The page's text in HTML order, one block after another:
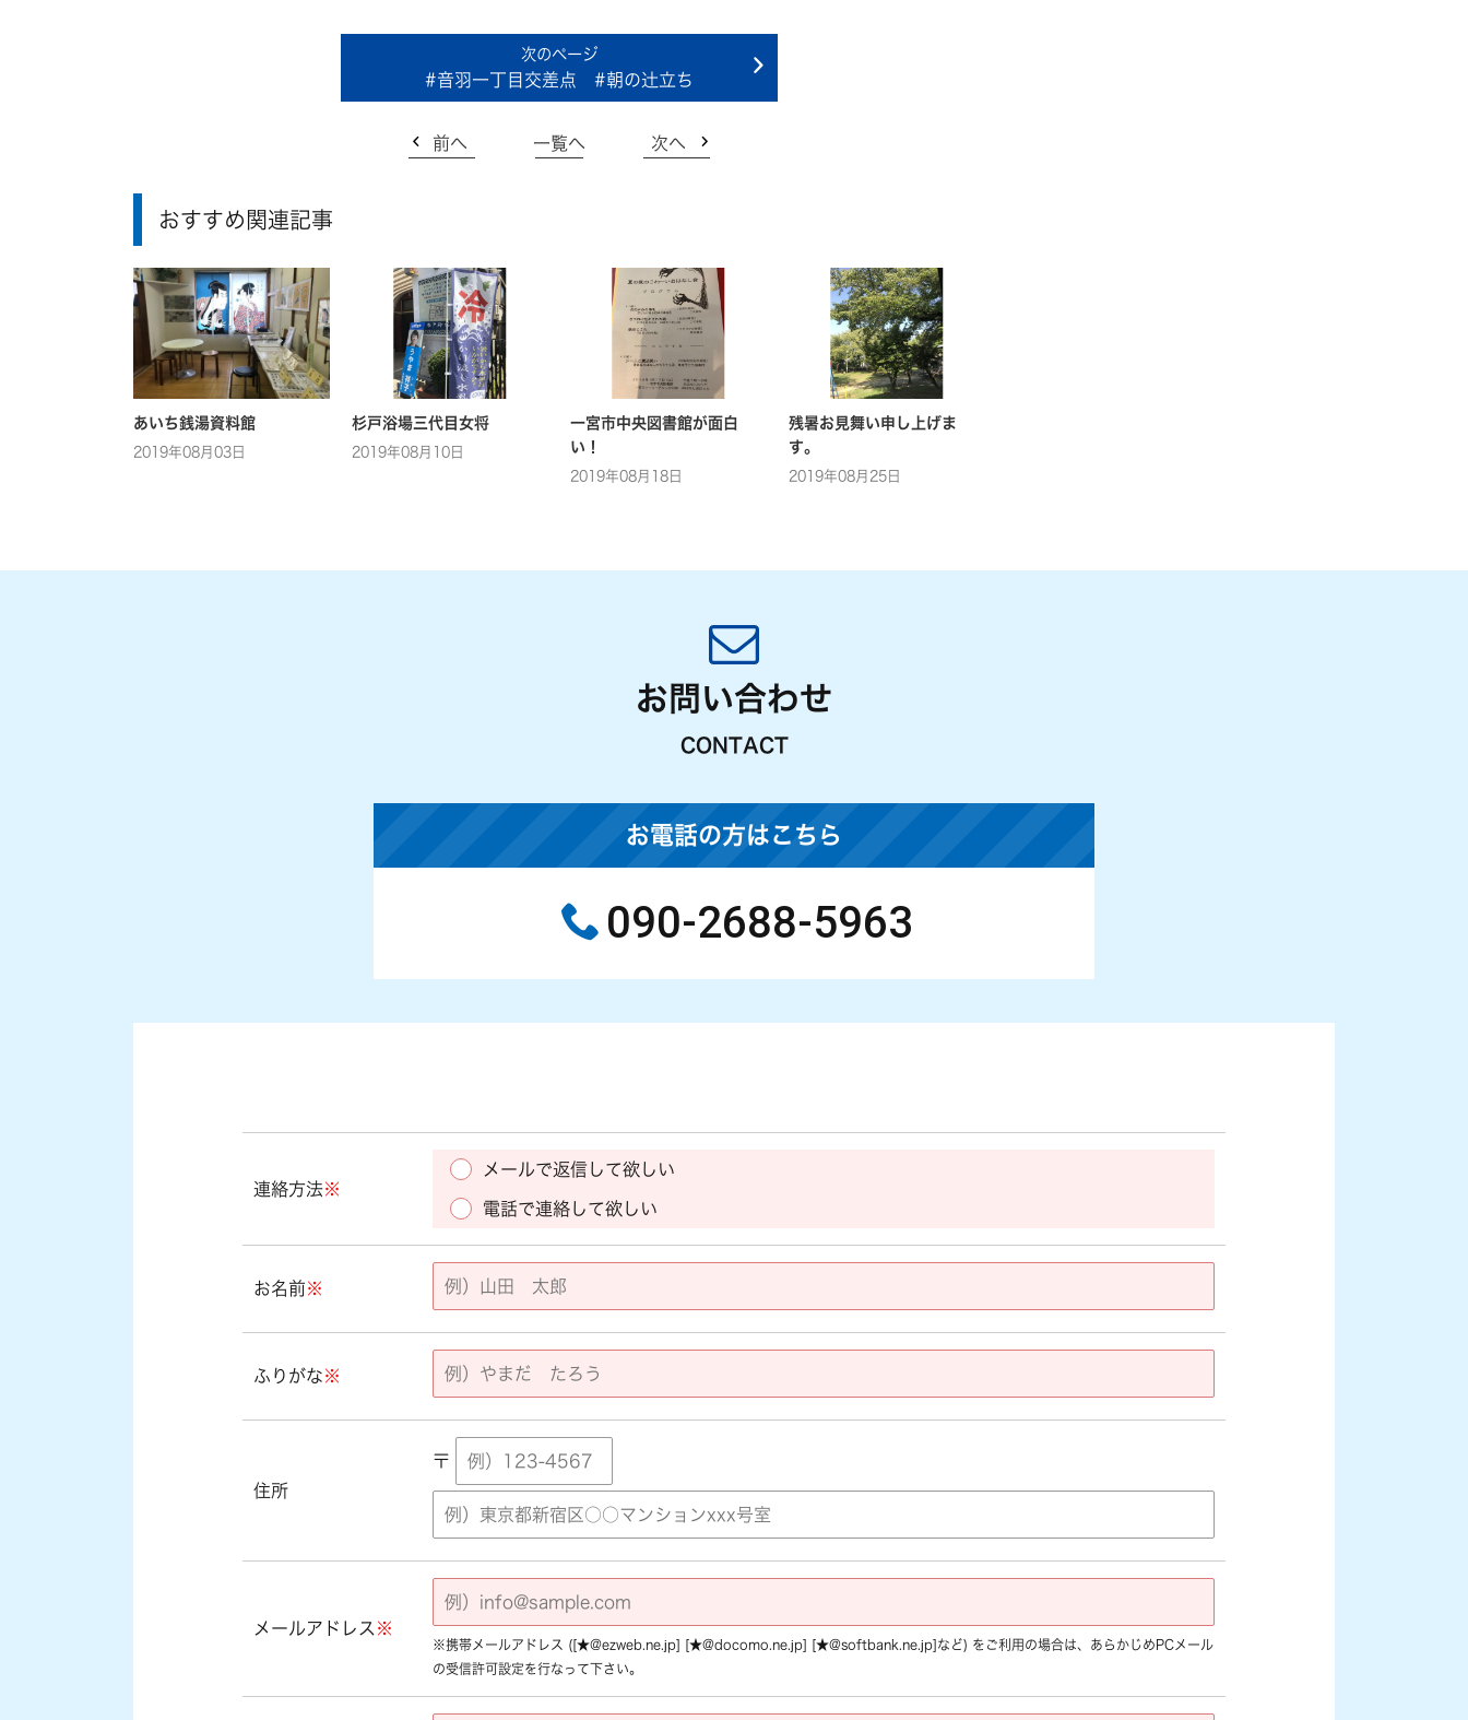
#音羽一丁目交差点 #朝の辻立ち
前へ 一覧へ 次へ
おすすめ関連記事
あいち銭湯資料館
2019年08月03日
杉戸浴場三代目女将
2019年08月10日
一宮市中央図書館が面白
い！
2019年08月18日
残暑お見舞い申し上げま
す。
2019年08月25日
お問い合わせ
CONTACT
お電話の方はこちら
090-2688-5963
連絡方法※
メールで返信して欲しい
電話で連絡して欲しい
お名前※
ふりがな※
住所
〒
メールアドレス ※
※携帯メールアドレス ([★@ezweb.ne.jp] [★@docomo.ne.jp] [★@softbank.ne.jp]など) をご利用の場合は、あらかじめPCメール
の受信許可設定を行なって下さい。